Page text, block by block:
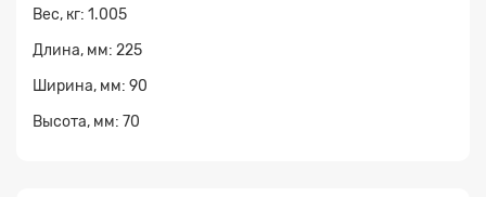
Вес, кг: 1.005
Длина, мм: 225
Ширина, мм: 90
Высота, мм: 70